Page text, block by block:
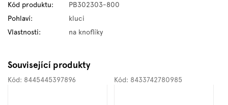
Kód produktu:
PB302303-800
Pohlaví:
kluci
Vlastnosti: na knoflíky
Související produkty
Kód: 8445445397896 Kód: 8433742780985